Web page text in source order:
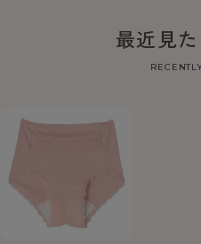
最近見